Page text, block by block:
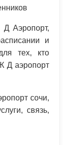
Аэропорт,
и
тех, кто
Д аэропорт
сочи,
связь,